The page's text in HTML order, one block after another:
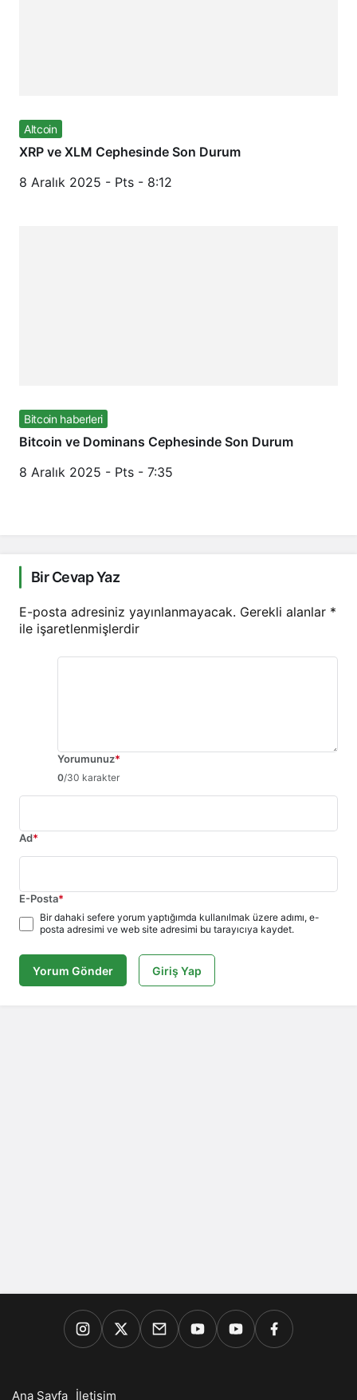
Altcoin
XRP ve XLM Cephesinde Son Durum
8 Aralık 2025 - Pts - 8:12
Bitcoin haberleri
Bitcoin ve Dominans Cephesinde Son Durum
8 Aralık 2025 - Pts - 7:35
Bir Cevap Yaz
E-posta adresiniz yayınlanmayacak. Gerekli alanlar *
ile işaretlenmişlerdir
Yorumunuz*
0/30 karakter
Ad*
E-Posta*
Bir dahaki sefere yorum yaptığımda kullanılmak üzere adımı, e-
posta adresimi ve web site adresimi bu tarayıcıya kaydet.
Yorum Gönder Giriş Yap
Ana Sayfa İletişim